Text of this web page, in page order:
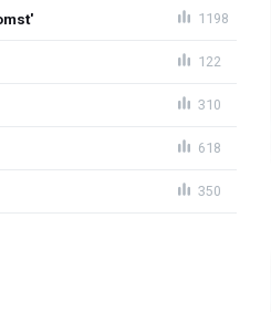
1198
122
310
618
350